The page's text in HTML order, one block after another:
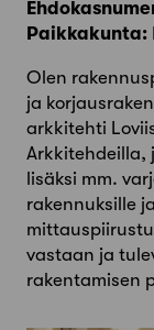
Paikkakunta:
Olen
ja
arkkitehti
Arkkitehdeilla,
lisäksi mm.
rakennuksille
vastaan ja
rakentamisen